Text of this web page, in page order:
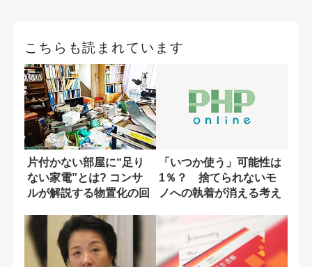
こちらも読まれています
片付かない部屋に“足り
ない家電”とは? コンサ
ルが解説する物置化の回
「いつか使う」可能性は
1％？ 捨てられないモ
ノへの執着が消える考え